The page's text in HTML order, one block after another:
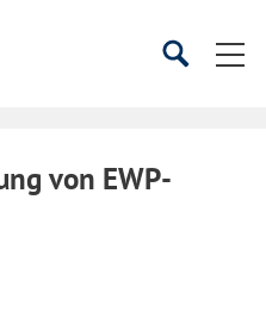
SucheSuche
von EWP-